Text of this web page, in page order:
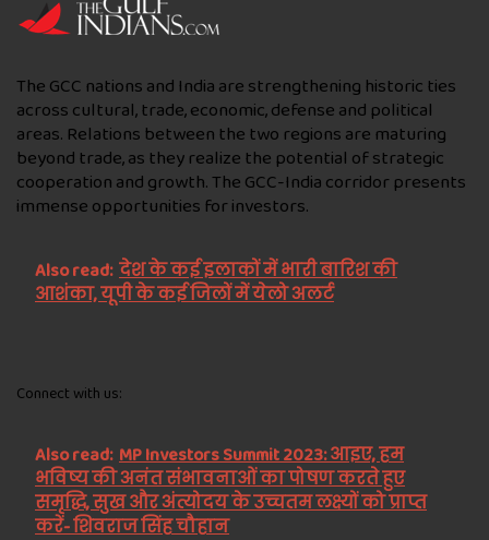
The GCC nations and India are strengthening historic ties
across cultural, trade, economic, defense and political
areas. Relations between the two regions are maturing
beyond trade, as they realize the potential of strategic
cooperation and growth. The GCC-India corridor presents
immense opportunities for investors.
Also read: देश के कई इलाकों में भारी बारिश की
आशंका, यूपी के कई जिलों में येलो अलर्ट
Connect with us:
Also read: MP Investors Summit 2023: आइए, हम
भविष्य की अनंत संभावनाओं का पोषण करते हुए
समृद्धि, सुख और अंत्योदय के उच्चतम लक्ष्यों को प्राप्त
करें- शिवराज सिंह चौहान